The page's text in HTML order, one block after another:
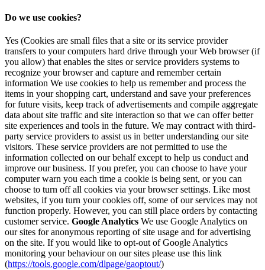
Do we use cookies?
Yes (Cookies are small files that a site or its service provider
transfers to your computers hard drive through your Web browser (if
you allow) that enables the sites or service providers systems to
recognize your browser and capture and remember certain
information We use cookies to help us remember and process the
items in your shopping cart, understand and save your preferences
for future visits, keep track of advertisements and compile aggregate
data about site traffic and site interaction so that we can offer better
site experiences and tools in the future. We may contract with third-
party service providers to assist us in better understanding our site
visitors. These service providers are not permitted to use the
information collected on our behalf except to help us conduct and
improve our business. If you prefer, you can choose to have your
computer warn you each time a cookie is being sent, or you can
choose to turn off all cookies via your browser settings. Like most
websites, if you turn your cookies off, some of our services may not
function properly. However, you can still place orders by contacting
customer service. Google Analytics We use Google Analytics on
our sites for anonymous reporting of site usage and for advertising
on the site. If you would like to opt-out of Google Analytics
monitoring your behaviour on our sites please use this link
(https://tools.google.com/dlpage/gaoptout/)